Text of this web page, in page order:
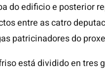
do edificio e posterior
entre as catro
patricinadores do
está dividido en tres